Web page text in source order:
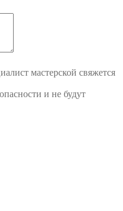
мастерской свяжется
и не будут